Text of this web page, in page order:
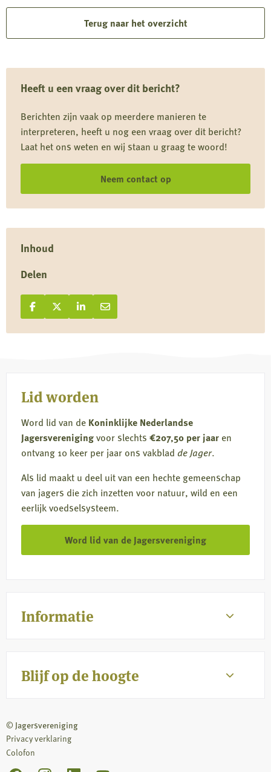
Heeft u een vraag over dit bericht?
Berichten zijn vaak op meerdere manieren te
interpreteren, heeft u nog een vraag over dit bericht?
Laat het ons weten en wij staan u graag te woord!
Neem contact op
Inhoud
Delen
Deel op Facebook
Deel
op
Deel op X
Deel
op
Deel op LinkedIn
Deel
op
Deel via e-mail
Deel
via
Driekwart
kattendieet
komt
natuur
Terug naar het overzicht
Informatie
Lid worden
Word lid van de Koninklijke Nederlandse
Jagersverenigingvoor slechts €207,50 per jaar en
ontvang 10 keer per jaar ons vakblad de Jager.
Als lid maakt u deel uit van een hechte gemeenschap
van jagers die zich inzetten voor natuur, wild en een
eerlijk voedselsysteem.
Word lid van de Jagersvereniging
Blijf op de hoogte
© Jagersvereniging
Privacy verklaring
Colofon